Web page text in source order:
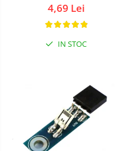
4,69 Lei
IN STOC